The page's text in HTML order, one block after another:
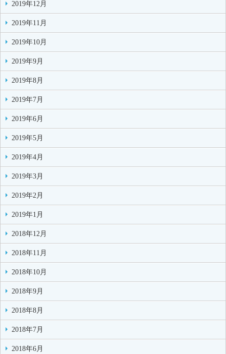
2019年12月
2019年11月
2019年10月
2019年9月
2019年8月
2019年7月
2019年6月
2019年5月
2019年4月
2019年3月
2019年2月
2019年1月
2018年12月
2018年11月
2018年10月
2018年9月
2018年8月
2018年7月
2018年6月